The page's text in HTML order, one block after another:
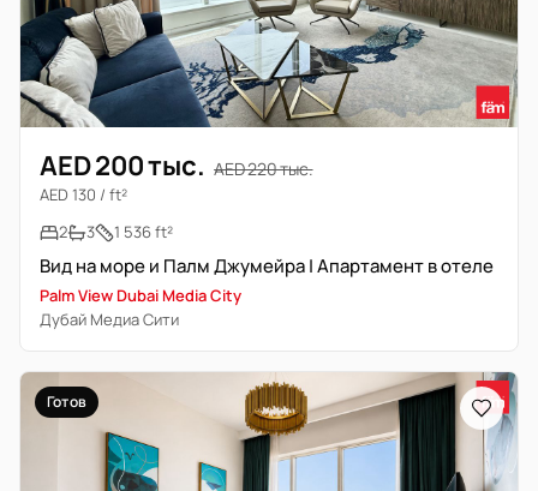
AED 200 тыс. AED 220 тыс.
AED 130 / ft²
2
3 1 536 ft²
Вид на море и Палм Джумейра | Апартамент в отеле
Palm View Dubai Media City
Дубай Медиа Сити
Готов